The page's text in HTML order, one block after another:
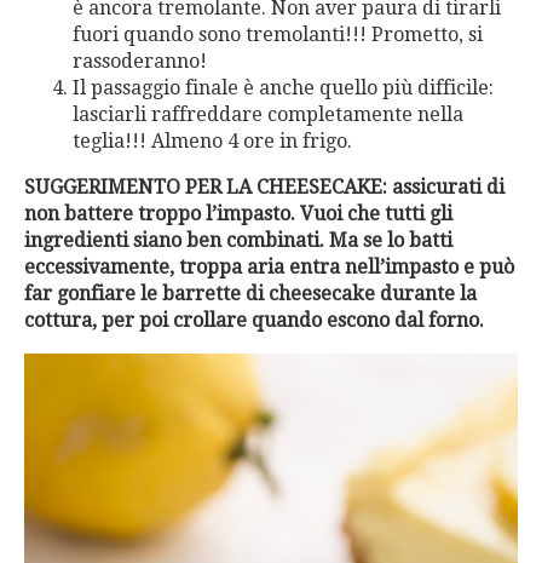
è ancora tremolante. Non aver paura di tirarli
fuori quando sono tremolanti!!! Prometto, si
rassoderanno!
Il passaggio finale è anche quello più difficile:
lasciarli raffreddare completamente nella
teglia!!! Almeno 4 ore in frigo.
SUGGERIMENTO PER LA CHEESECAKE: assicurati di
non battere troppo l’impasto. Vuoi che tutti gli
ingredienti siano ben combinati. Ma se lo batti
eccessivamente, troppa aria entra nell’impasto e può
far gonfiare le barrette di cheesecake durante la
cottura, per poi crollare quando escono dal forno.